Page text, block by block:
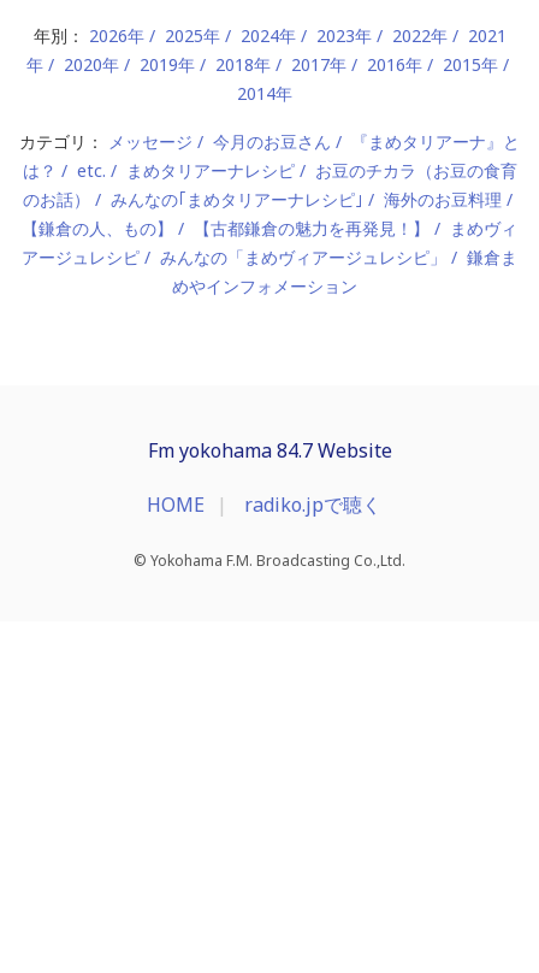
年別： 2026年 2025年 2024年 2023年 2022年
2021
年
2020年 2019年 2018年 2017年 2016年
2015年
2014年
カテゴリ： メッセージ 今月のお豆さん
『まめタリアーナ』と
は？
etc. まめタリアーナレシピ
お豆のチカラ（お豆の食育
のお話）
みんなの｢まめタリアーナレシピ｣
海外のお豆料理
【鎌倉の人、もの】
【古都鎌倉の魅力を再発見！】
まめヴィ
アージュレシピ
みんなの「まめヴィアージュレシピ」
鎌倉ま
めやインフォメーション
Fm yokohama 84.7 Website
HOME radiko.jpで聴く
© Yokohama F.M. Broadcasting Co.,Ltd.